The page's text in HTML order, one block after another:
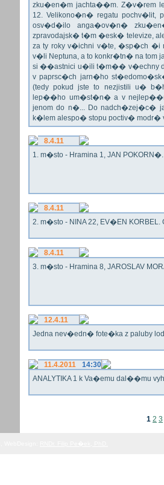
zku�en�m jachta��m. Z�v�rem
12. Velikono�n� regatu
osv�d�ilo anga�ov�n�
zpravodajsk� t�m �esk� televize,
za ty roky v�ichni v�te, �sp�ch
v�li Neptuna, a to konkr�tn� na tom
si ��astnici u�ili t�m�� v�echny
v paprsc�ch jarn�ho
(tedy pokud jste to nezjistili u�
lep��ho um�st�n� a v
jenom do n�... Do nadch�zej�c�
k�lem alespo� stopu poctiv�
8.4.11
1. m�sto - Hramina 1, JAN
8.4.11
2. m�sto - NINA 22, EV�EN KORBEL.
8.4.11
3. m�sto - Hramina 8, JAROSLAV
12.4.11
Jedna nev�edn� fote�ka z paluby
11.4.2011
14:30
ANALYTIKA 1 k Va�emu dal��mu
1 2 3